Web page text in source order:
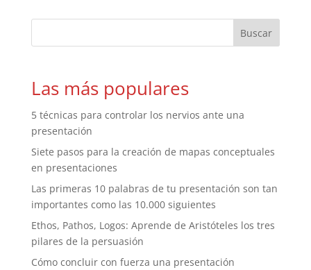
Las más populares
5 técnicas para controlar los nervios ante una
presentación
Siete pasos para la creación de mapas conceptuales
en presentaciones
Las primeras 10 palabras de tu presentación son tan
importantes como las 10.000 siguientes
Ethos, Pathos, Logos: Aprende de Aristóteles los tres
pilares de la persuasión
Cómo concluir con fuerza una presentación